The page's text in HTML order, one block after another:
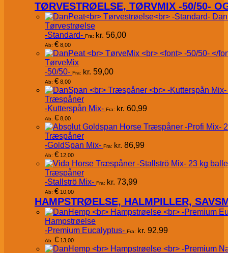
TØRVESTRØELSE, TØRVMIX -50/50-
Tørvestrøelse
-Standard- Fra: kr. 56,00
Ab: € 8,00
TørveMix
-50/50- Fra: kr. 59,00
Ab: € 8,00
Træspåner
-Kutterspån Mix- Fra: kr. 60,99
Ab: € 8,00
Træspåner
-GoldSpan Mix- Fra: kr. 86,99
Ab: € 12,00
Træspåner
-Stallströ Mix- Fra: kr. 73,99
Ab: € 10,00
HAMPSTRØELSE, HALMPILLER,
Hampstrøelse
-Premium Eucalyptus- Fra: kr. 92,99
Ab: € 13,00